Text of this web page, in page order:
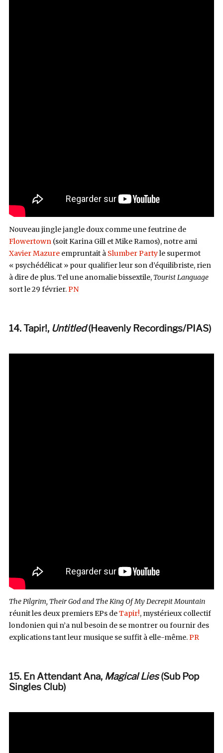
Nouveau jingle jangle doux comme une feutrine de
Flowertown (soit Karina Gill et Mike Ramos), notre ami
Xavier Mazureempruntait à Slumber Partyle supermot
« psychédélicat » pour qualifier leur son d’équilibriste, rien
à dire de plus. Tel une anomalie bissextile,Tourist Language
sort le 29 février. PN
14. Tapir!,Untitled(Heavenly Recordings/PIAS)
The Pilgrim, Their God and The King Of My Decrepit Mountain
réunit les deux premiers EPs deTapir!, mystérieux collectif
londonien qui n’a nul besoin de se montrer ou fournir des
explications tant leur musique se suffit à elle-même.PR
15. En Attendant Ana,Magical Lies(Sub Pop
Singles Club)